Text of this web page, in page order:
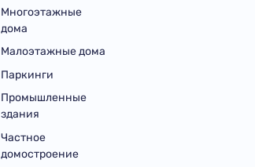
Многоэтажные
дома
Малоэтажные дома
Паркинги
Промышленные
здания
Частное
домостроение